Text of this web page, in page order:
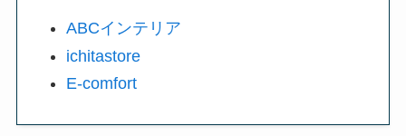
ABCインテリア
ichitastore
E-comfort